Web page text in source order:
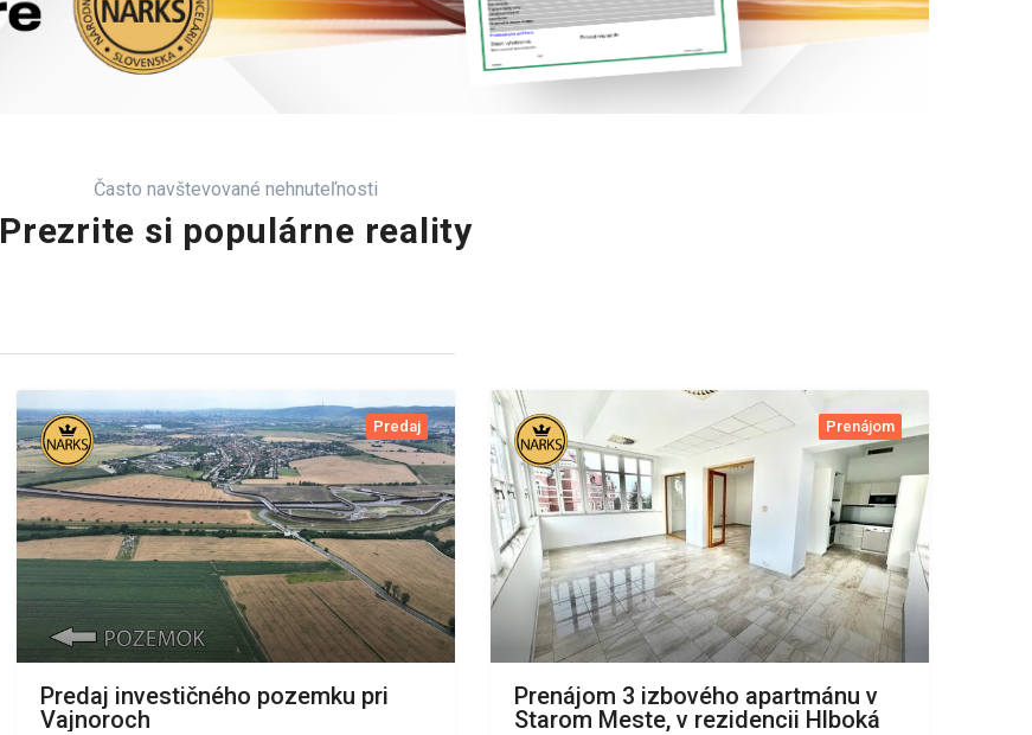
Často navštevované nehnuteľnosti
Prezrite si populárne reality
Predaj
Predaj investičného pozemku pri
Vajnoroch
Prenájom
Prenájom 3 izbového apartmánu v
Starom Meste, v rezidencii Hlboká